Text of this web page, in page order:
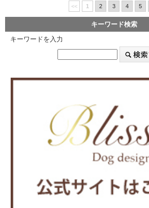
<< 1 2 3 4 5
キーワード検索
キーワードを入力